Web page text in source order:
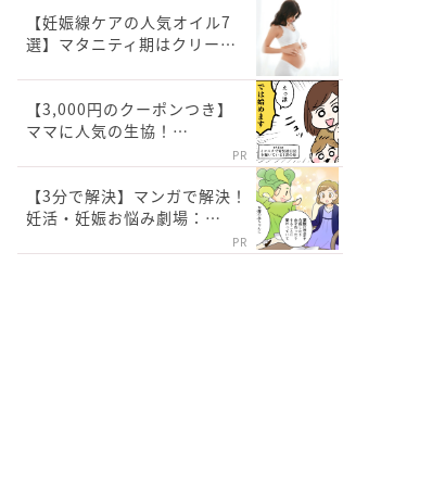
【妊娠線ケアの人気オイル7
選】マタニティ期はクリー…
【3,000円のクーポンつき】
ママに人気の生協！…
PR
【3分で解決】マンガで解決！
妊活・妊娠お悩み劇場：…
PR